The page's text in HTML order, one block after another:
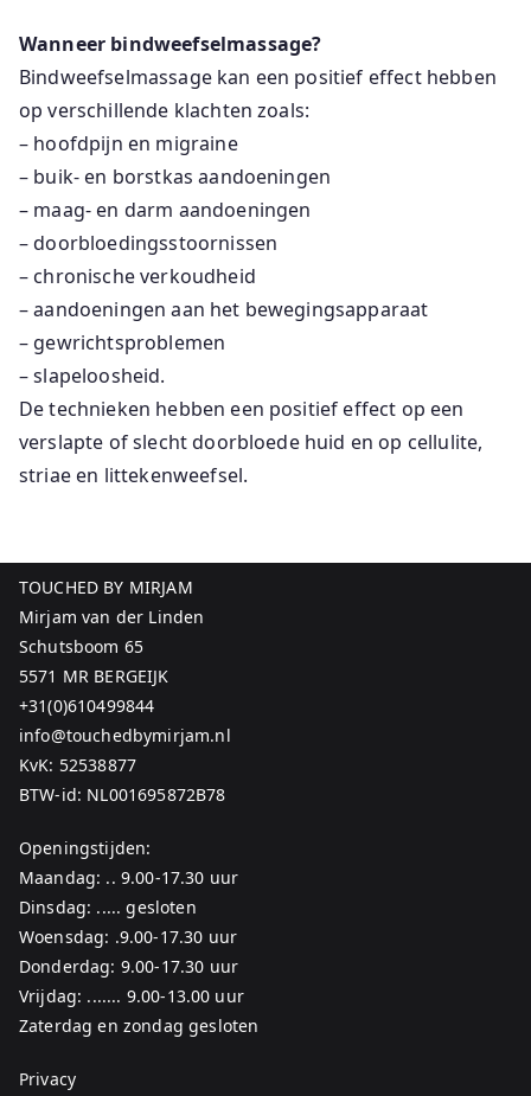
Wanneer bindweefselmassage?
Bindweefselmassage kan een positief effect hebben
op verschillende klachten zoals:
– hoofdpijn en migraine
– buik- en borstkas aandoeningen
– maag- en darm aandoeningen
– doorbloedingsstoornissen
– chronische verkoudheid
– aandoeningen aan het bewegingsapparaat
– gewrichtsproblemen
– slapeloosheid.
De technieken hebben een positief effect op een
verslapte of slecht doorbloede huid en op cellulite,
striae en littekenweefsel.
TOUCHED BY MIRJAM
Mirjam van der Linden
Schutsboom 65
5571 MR BERGEIJK
+31(0)610499844
info@touchedbymirjam.nl
KvK: 52538877
BTW-id: NL001695872B78
Openingstijden:
Maandag: .. 9.00-17.30 uur
Dinsdag: ..... gesloten
Woensdag: .9.00-17.30 uur
Donderdag: 9.00-17.30 uur
Vrijdag: ....... 9.00-13.00 uur
Zaterdag en zondag gesloten
Privacy